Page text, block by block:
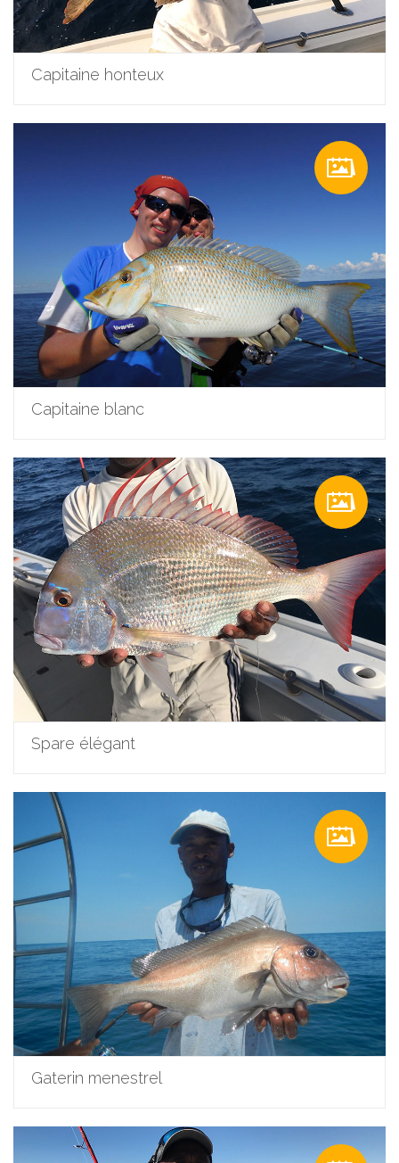
Capitaine honteux
Capitaine blanc
Spare élégant
Gaterin menestrel